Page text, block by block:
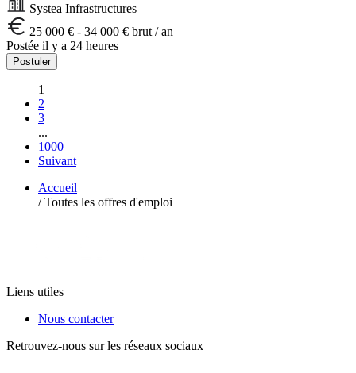
Systea Infrastructures
25 000 € - 34 000 € brut / an
Postée il y a 24 heures
Postuler
1
2
3
...
1000
Suivant
Accueil
/ Toutes les offres d'emploi
Liens utiles
Nous contacter
Retrouvez-nous sur les réseaux sociaux